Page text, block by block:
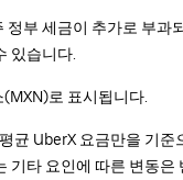
정부 세금이 추가로 부과
있습니다.
로 표시됩니다.
균 UberX 요금만을 기준
기타 요인에 따른 변동은